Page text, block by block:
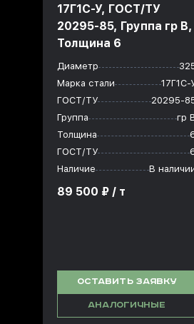
17Г1С-У, ГОСТ/ТУ
20295-85, Группа гр В,
Толщина 6
Диаметр
Марка стали
17Г1С-
ГОСТ/ТУ
20295-
Группа
гр
Толщина
ГОСТ/ТУ
Наличие
В
89 500 ₽ / т
ОСТАВИТЬ ЗАЯВКУ
АНАЛОГИЧНЫЕ